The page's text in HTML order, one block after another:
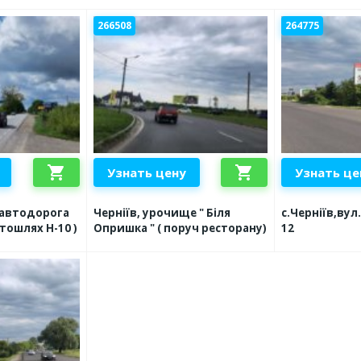
shopping_cart
Н-10 )
266508
Узнать цену shopping_cart
Черніїв, урочище " Біля
Опришка " ( поруч ресторану)
264775
Узнать
12